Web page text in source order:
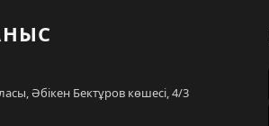
Әбікен Бектұров көшесі, 4/3